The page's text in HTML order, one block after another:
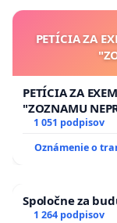
PETÍCIA ZA
PETÍCIA ZA
"ZOZNAMU
1 051 podpisov
Oznámenie o
Spoločne za
1 264 podpisov